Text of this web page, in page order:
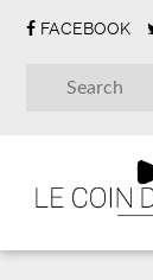
FACEBOOK